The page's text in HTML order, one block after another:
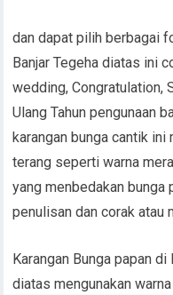
dan dapat pilih berbagai
Banjar Tegeha diatas ini
wedding, Congratulation,
Ulang Tahun pengunaan
karangan bunga cantik ini
terang seperti warna
yang menbedakan
penulisan dan corak atau
Karangan Bunga papan
diatas mengunakan